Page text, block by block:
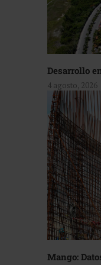
Desarrollo
4 agosto, 2026
Mango: